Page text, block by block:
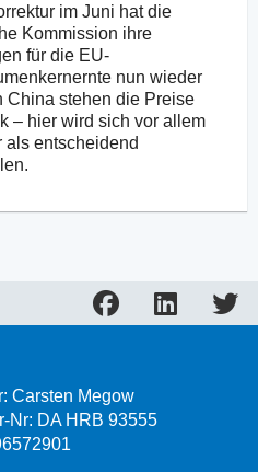
im Juni hat die
Kommission ihre
für die EU-
nun wieder
China stehen die Preise
– hier wird sich vor allem
als entscheidend
Carsten Megow
Nr: DA HRB 93555